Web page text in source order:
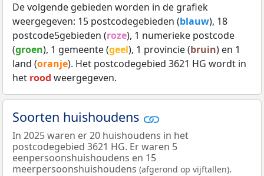
De volgende gebieden worden in de grafiek
weergegeven: 15 postcodegebieden (blauw), 18
postcode5gebieden (roze), 1 numerieke postcode
(groen), 1 gemeente (geel), 1 provincie (bruin) en 1
land (oranje). Het postcodegebied 3621 HG wordt in
het rood weergegeven.
Soorten huishoudens
In 2025 waren er 20 huishoudens in het
postcodegebied 3621 HG. Er waren 5
eenpersoonshuishoudens en 15
meerpersoonshuishoudens (afgerond op vijftallen).